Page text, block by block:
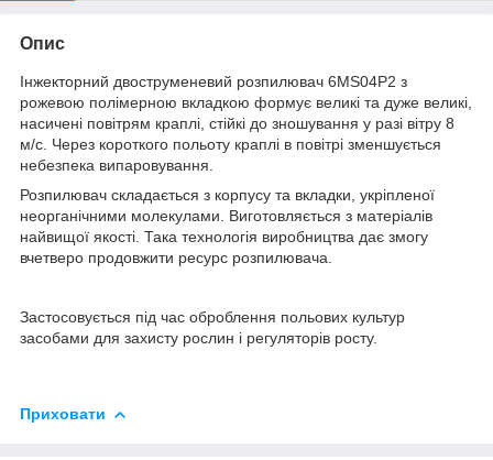
Опис
Інжекторний двоструменевий розпилювач 6MS04P2 з
рожевою полімерною вкладкою формує великі та дуже великі,
насичені повітрям краплі, стійкі до зношування у разі вітру 8
м/с. Через короткого польоту краплі в повітрі зменшується
небезпека випаровування.
Розпилювач складається з корпусу та вкладки, укріпленої
неорганічними молекулами. Виготовляється з матеріалів
найвищої якості. Така технологія виробництва дає змогу
вчетверо продовжити ресурс розпилювача.
Застосовується під час оброблення польових культур
засобами для захисту рослин і регуляторів роcту.
Приховати